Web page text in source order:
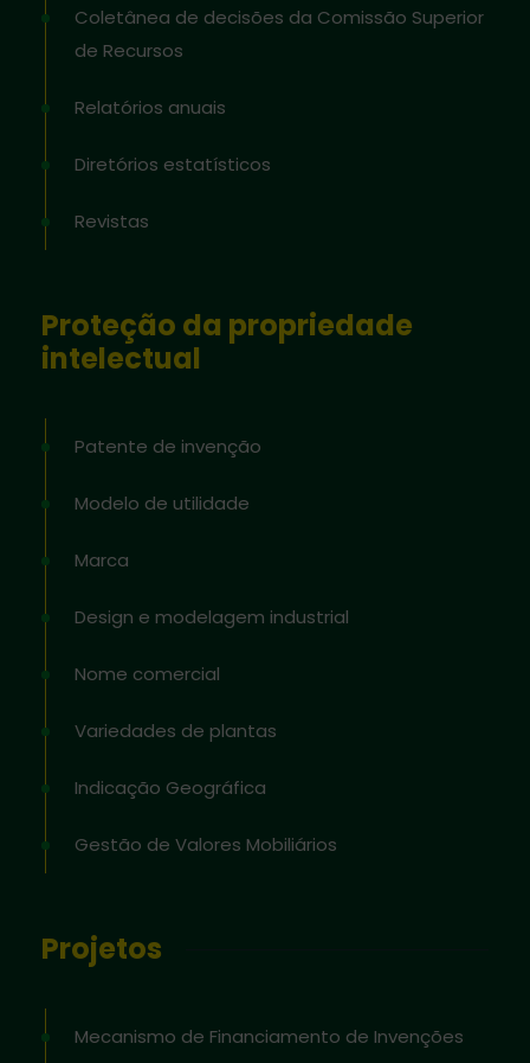
Coletânea de decisões da Comissão Superior
de Recursos
Relatórios anuais
Diretórios estatísticos
Revistas
Proteção da propriedade
intelectual
Patente de invenção
Modelo de utilidade
Marca
Design e modelagem industrial
Nome comercial
Variedades de plantas
Indicação Geográfica
Gestão de Valores Mobiliários
Projetos
Mecanismo de Financiamento de Invenções